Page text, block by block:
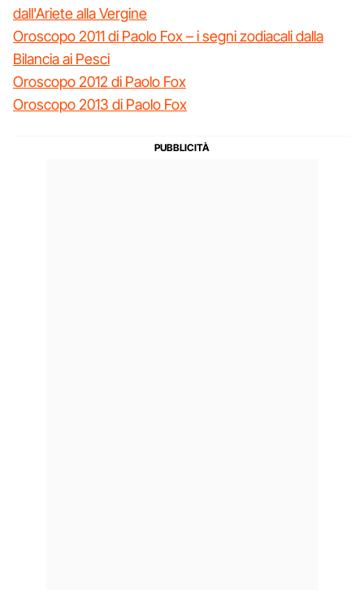
dall'Ariete alla Vergine
Oroscopo 2011 di Paolo Fox – i segni zodiacali dalla
Bilancia ai Pesci
Oroscopo 2012 di Paolo Fox
Oroscopo 2013 di Paolo Fox